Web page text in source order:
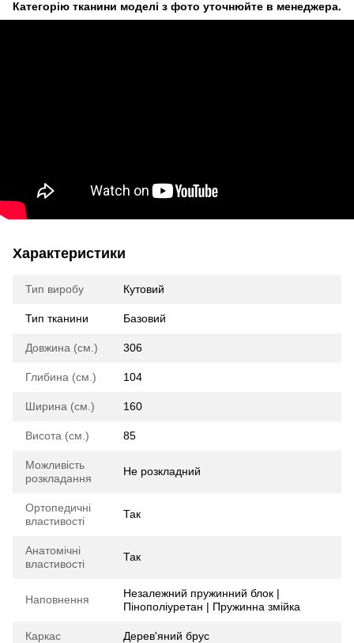
Категорію тканини моделі з фото уточнюйте в менеджера.
Характеристики
Тип виробу Кутовий
Тип тканини Базовий
Довжина (см.) 306
Глибина (см.) 104
Ширина (см.) 160
Висота (см.) 85
Можливість
розкладання
Не розкладний
Ортопедичні
властивості
Так
Анатомічні
властивості
Так
Наповнення
Незалежний пружинний блок |
Пінополіуретан | Пружинна змійка
Каркас Дерев'яний брус